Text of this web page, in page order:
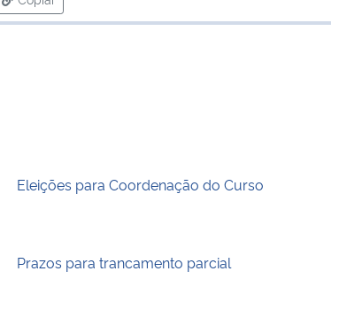
para área de transferência
Eleições para Coordenação do Curso
Prazos para trancamento parcial